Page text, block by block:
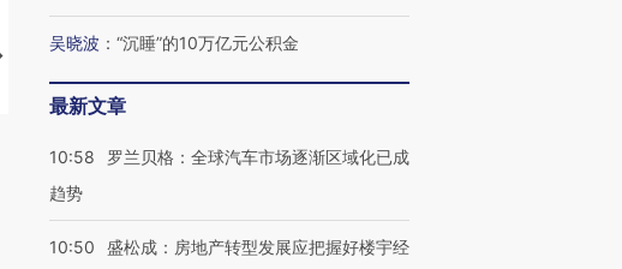
【推广】走进第四届链博
会，让数智科技“链”接产
【特别呈现】寻找100种
CFO：不靠规模取胜，华
吴晓波 ： “沉睡”的10万亿元公积金
最新文章
10:58
罗兰贝格：全球汽车市场逐渐区域化已成
趋势
10:50
盛松成：房地产转型发展应把握好楼宇经